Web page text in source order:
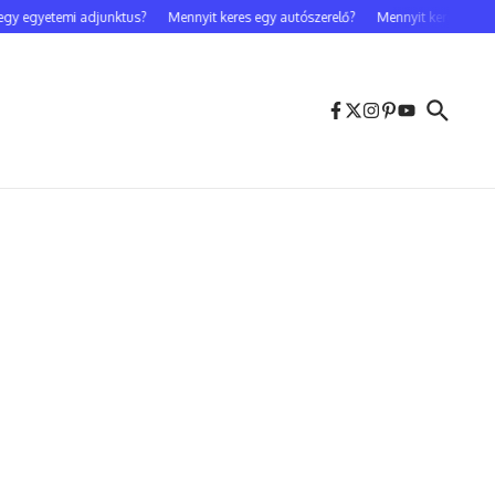
adjunktus? Mennyit keres egy autószerelő? Mennyit keres egy